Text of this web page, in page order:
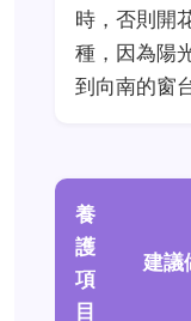
時，否則開
種，因為陽
到向南的窗
養
護
項
目
建議